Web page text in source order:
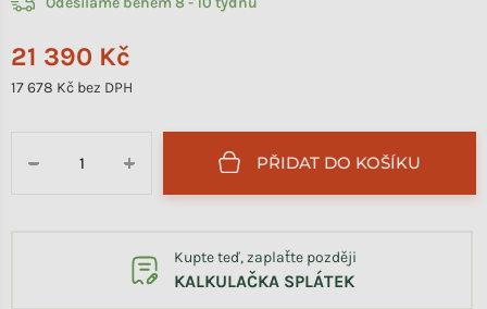
21 390 Kč
17 678 Kč bez DPH
+
− PŘIDAT DO KOŠÍKU
Kupte teď, zaplaťte později
KALKULAČKA SPLÁTEK